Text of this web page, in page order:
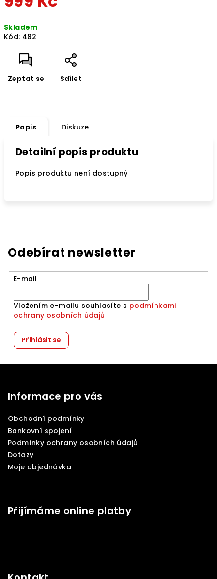
cena:
Skladem
Kód: 482
Zeptat se Sdílet
Popis Diskuze
Detailní popis produktu
Popis produktu není dostupný
Odebírat newsletter
E-mail
Vložením e-mailu souhlasíte s podmínkami
ochrany osobních údajů
Přihlásit se
Informace pro vás
Obchodní podmínky
Bankovní spojení
Podmínky ochrany osobních údajů
Dotazy
Moje objednávka
Přijímáme online platby